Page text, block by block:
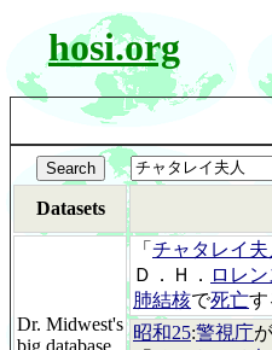
hosi.org
Datasets
Dr. Midwest's
big database
「 チャタレイ夫
Ｄ．Ｈ． ロレ
肺結核で死亡す
昭和25:警視庁が